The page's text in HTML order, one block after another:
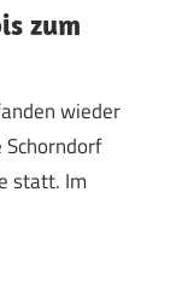
zum
wieder
statt. Im